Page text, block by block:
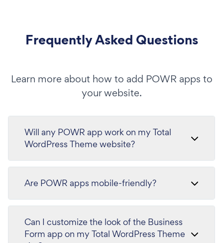
Frequently Asked Questions
Learn more about how to add POWR apps to
your website.
Will any POWR app work on my Total
WordPress Theme website?
Are POWR apps mobile-friendly?
Can I customize the look of the Business
Form app on my Total WordPress Theme